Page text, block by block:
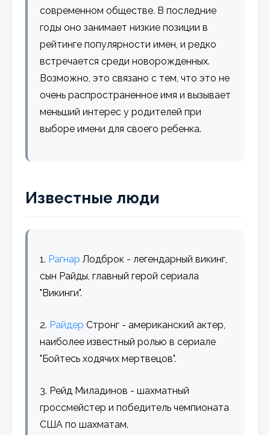
современном обществе. В последние
годы оно занимает низкие позиции в
рейтинге популярности имен, и редко
встречается среди новорожденных.
Возможно, это связано с тем, что это не
очень распространенное имя и вызывает
меньший интерес у родителей при
выборе имени для своего ребенка.
Известные люди
1. Рагнар Лодброк - легендарный викинг,
сын Райды, главный герой сериала
"Викинги".
2. Райдер Стронг - американский актер,
наиболее известный ролью в сериале
"Бойтесь ходячих мертвецов".
3. Рейд Миладинов - шахматный
гроссмейстер и победитель чемпионата
США по шахматам.